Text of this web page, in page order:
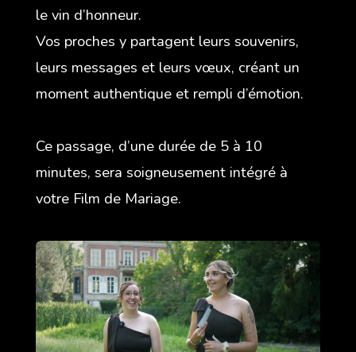
le vin d’honneur.
Vos proches y partagent leurs souvenirs,
leurs messages et leurs vœux, créant un
moment authentique et rempli d’émotion.
Ce passage, d’une durée de 5 à 10
minutes, sera soigneusement intégré à
votre Film de Mariage.